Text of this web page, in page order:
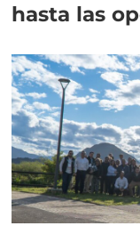
hasta las